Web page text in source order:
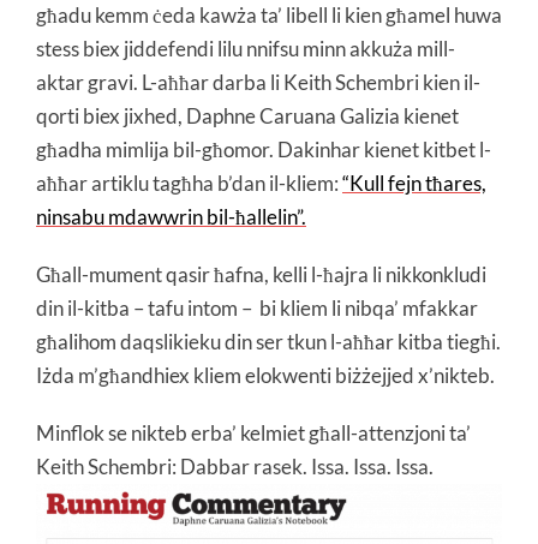
għadu kemm ċeda kawża ta’ libell li kien għamel huwa
stess biex jiddefendi lilu nnifsu minn akkuża mill-
aktar gravi. L-aħħar darba li Keith Schembri kien il-
qorti biex jixhed, Daphne Caruana Galizia kienet
għadha mimlija bil-għomor. Dakinhar kienet kitbet l-
aħħar artiklu tagħha b’dan il-kliem:“Kull fejn tħares,
ninsabu mdawwrin bil-ħallelin”.
Għall-mument qasir ħafna, kelli l-ħajra li nikkonkludi
din il-kitba – tafu intom – bi kliem li nibqa’ mfakkar
għalihom daqslikieku din ser tkun l-aħħar kitba tiegħi.
Iżda m’għandhiex kliem elokwenti biżżejjed x’nikteb.
Minflok se nikteb erba’ kelmiet għall-attenzjoni ta’
Keith Schembri: Dabbar rasek. Issa. Issa. Issa.